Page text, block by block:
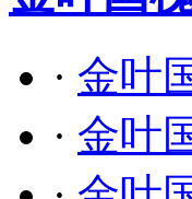
· 金叶
· 金叶